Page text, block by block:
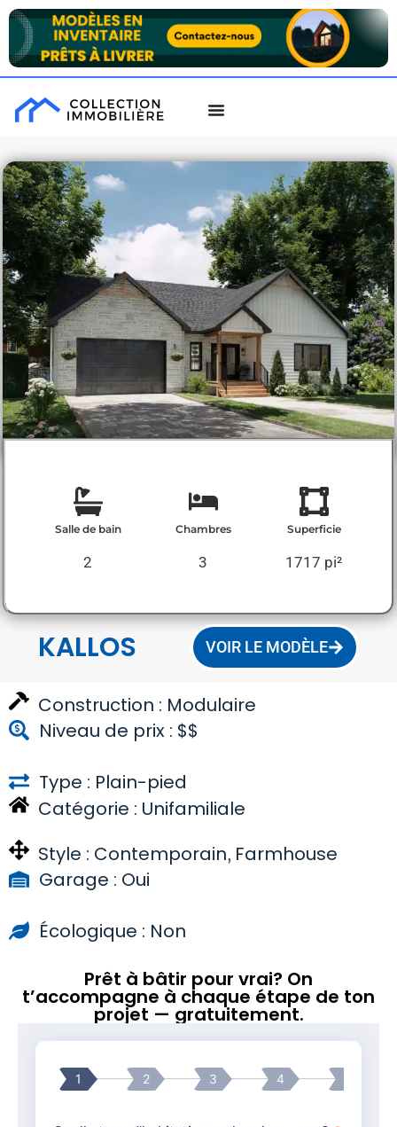
Salle de bain
2
Chambres
3
Superficie
1717 pi²
KALLOS VOIR LE MODÈLE
Construction : Modulaire
Niveau de prix : $$
Type : Plain-pied
Catégorie : Unifamiliale
Style : Contemporain, Farmhouse
Garage : Oui
Écologique : Non
Prêt à bâtir pour vrai? On
t’accompagne à chaque étape de ton
projet — gratuitement.